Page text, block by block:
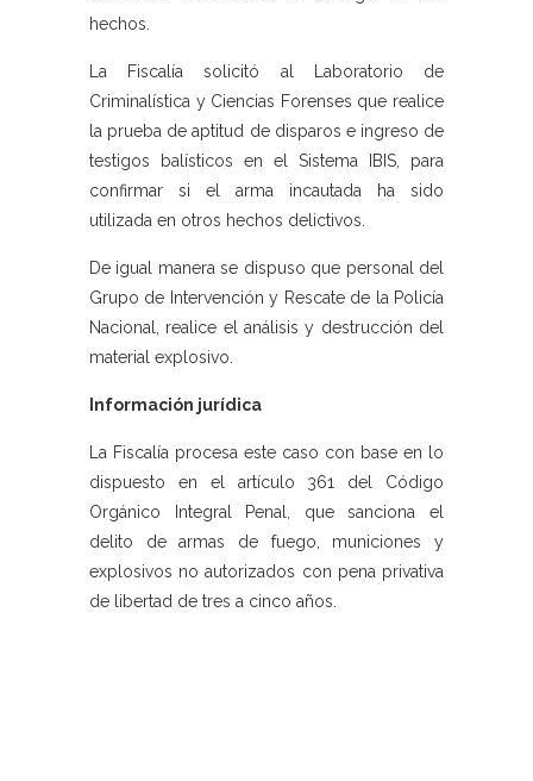
hechos.
La Fiscalía solicitó al Laboratorio de
Criminalística y Ciencias Forenses que realice
la prueba de aptitud de disparos e ingreso de
testigos balísticos en el Sistema IBIS, para
confirmar si el arma incautada ha sido
utilizada en otros hechos delictivos.
De igual manera se dispuso que personal del
Grupo de Intervención y Rescate de la Policía
Nacional, realice el análisis y destrucción del
material explosivo.
Información jurídica
La Fiscalía procesa este caso con base en lo
dispuesto en el artículo 361 del Código
Orgánico Integral Penal, que sanciona el
delito de armas de fuego, municiones y
explosivos no autorizados con pena privativa
de libertad de tres a cinco años.